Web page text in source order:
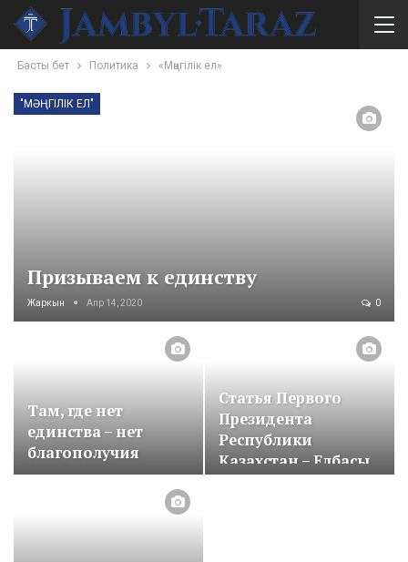
Басты бет Политика «Мәңгілік ел»
"МӘҢГІЛІК ЕЛ"
Призываем к единству
Жаркын Апр 14, 2020 0
Там, где нет
единства – нет
благополучия
Статья Первого
Президента
Республики
Казахстан – Елбасы